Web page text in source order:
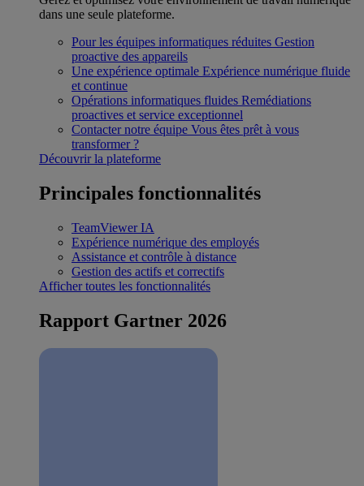
dans une seule plateforme.
Pour les équipes informatiques réduites Gestion
proactive des appareils
Une expérience optimale Expérience numérique fluide
et continue
Opérations informatiques fluides Remédiations
proactives et service exceptionnel
Contacter notre équipe Vous êtes prêt à vous
transformer ?
Découvrir la plateforme
Principales fonctionnalités
TeamViewer IA
Expérience numérique des employés
Assistance et contrôle à distance
Gestion des actifs et correctifs
Afficher toutes les fonctionnalités
Rapport Gartner 2026